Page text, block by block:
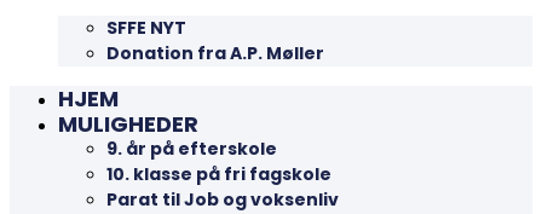
SFFE NYT
Donation fra A.P. Møller
HJEM
MULIGHEDER
9. år på efterskole
10. klasse på fri fagskole
Parat til Job og voksenliv